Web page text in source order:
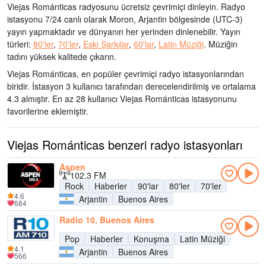
Viejas Románticas radyosunu ücretsiz çevrimiçi dinleyin. Radyo
istasyonu 7/24 canlı olarak Moron, Arjantin bölgesinde (UTC-3)
yayın yapmaktadır ve dünyanın her yerinden dinlenebilir. Yayın
türleri: 80'ler, 70'ler, Eski Şarkılar, 60'lar, Latin Müziği. Müziğin
tadını yüksek kalitede çıkarın.
Viejas Románticas, en popüler çevrimiçi radyo istasyonlarından
biridir. İstasyon 3 kullanıcı tarafından derecelendirilmiş ve ortalama
4.3 almıştır. En az 28 kullanıcı Viejas Románticas istasyonunu
favorilerine eklemiştir.
Viejas Románticas benzeri radyo istasyonları
Aspen
102.3 FM
Rock
Haberler 90'lar 80'ler
70'ler
Arjantin
Buenos Aires
4.6
684
Radio 10, Buenos Aires
Pop
Haberler Konuşma
Latin Müziği
Arjantin
Buenos Aires
4.1
566